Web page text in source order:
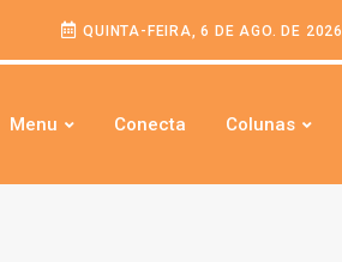
QUINTA-FEIRA, 6 DE AGO. DE 2026
Menu Conecta Colunas